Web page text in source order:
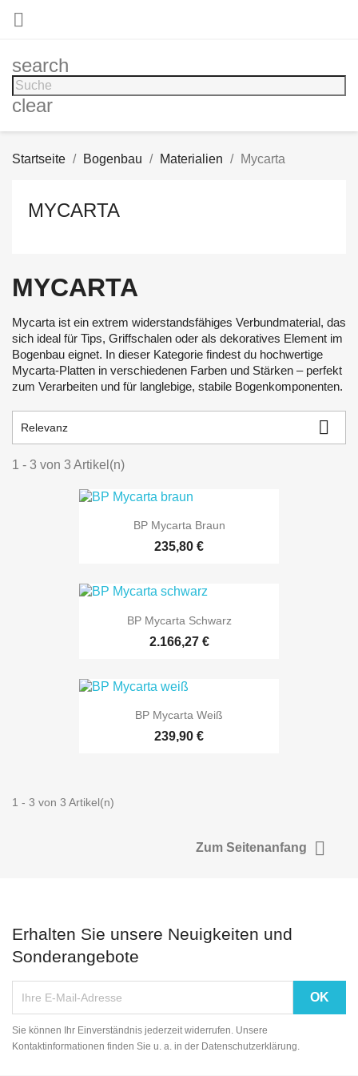

search
clear
Startseite Bogenbau Materialien Mycarta
MYCARTA
MYCARTA
Mycarta ist ein extrem widerstandsfähiges Verbundmaterial, das
sich ideal für Tips, Griffschalen oder als dekoratives Element im
Bogenbau eignet. In dieser Kategorie findest du hochwertige
Mycarta-Platten in verschiedenen Farben und Stärken – perfekt
zum Verarbeiten und für langlebige, stabile Bogenkomponenten.
Relevanz 
1 - 3 von 3 Artikel(n)
BP Mycarta Braun
235,80 €
BP Mycarta Schwarz
2.166,27 €
BP Mycarta Weiß
239,90 €
1 - 3 von 3 Artikel(n)
Zum Seitenanfang 
Erhalten Sie unsere Neuigkeiten und
Sonderangebote
Sie können Ihr Einverständnis jederzeit widerrufen. Unsere
Kontaktinformationen finden Sie u. a. in der Datenschutzerklärung.